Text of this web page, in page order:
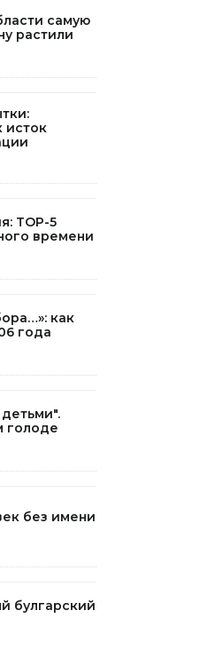
самую
растили
исток
TOP-5
времени
как
года
голоде
без имени
булгарский